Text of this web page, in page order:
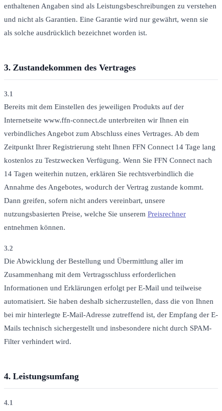
enthaltenen Angaben sind als Leistungsbeschreibungen zu verstehen
und nicht als Garantien. Eine Garantie wird nur gewährt, wenn sie
als solche ausdrücklich bezeichnet worden ist.
3. Zustandekommen des Vertrages
3.1
Bereits mit dem Einstellen des jeweiligen Produkts auf der
Internetseite www.ffn-connect.de unterbreiten wir Ihnen ein
verbindliches Angebot zum Abschluss eines Vertrages. Ab dem
Zeitpunkt Ihrer Registrierung steht Ihnen FFN Connect 14 Tage lang
kostenlos zu Testzwecken Verfügung. Wenn Sie FFN Connect nach
14 Tagen weiterhin nutzen, erklären Sie rechtsverbindlich die
Annahme des Angebotes, wodurch der Vertrag zustande kommt.
Dann greifen, sofern nicht anders vereinbart, unsere
nutzungsbasierten Preise, welche Sie unserem Preisrechner
entnehmen können.
3.2
Die Abwicklung der Bestellung und Übermittlung aller im
Zusammenhang mit dem Vertragsschluss erforderlichen
Informationen und Erklärungen erfolgt per E-Mail und teilweise
automatisiert. Sie haben deshalb sicherzustellen, dass die von Ihnen
bei mir hinterlegte E-Mail-Adresse zutreffend ist, der Empfang der E-
Mails technisch sichergestellt und insbesondere nicht durch SPAM-
Filter verhindert wird.
4. Leistungsumfang
4.1